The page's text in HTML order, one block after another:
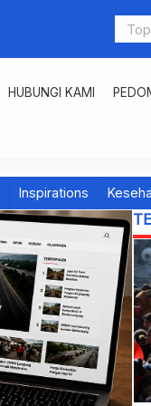
HUBUNGI KAMI
Inspirations